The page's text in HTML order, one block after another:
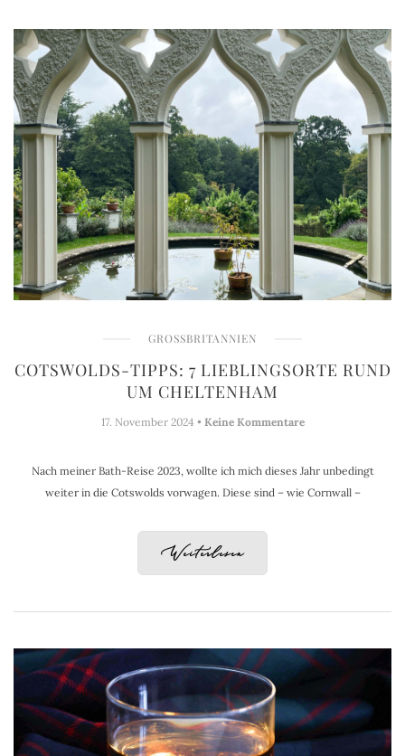
GROSSBRITANNIEN
COTSWOLDS-TIPPS: 7 LIEBLINGSORTE RUND
UM CHELTENHAM
17. November 2024 • Keine Kommentare
Nach meiner Bath-Reise 2023, wollte ich mich dieses Jahr unbedingt
weiter in die Cotswolds vorwagen. Diese sind – wie Cornwall –
Weiterlesen